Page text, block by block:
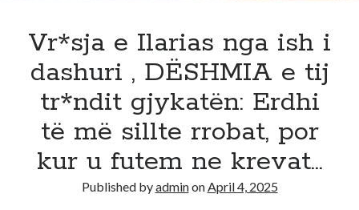
Vr*sja e Ilarias nga ish i
dashuri , DËSHMIA e tij
tr*ndit gjykatën: Erdhi
të më sillte rrobat, por
kur u futem ne krevat…
Published byadminonApril 4, 2025